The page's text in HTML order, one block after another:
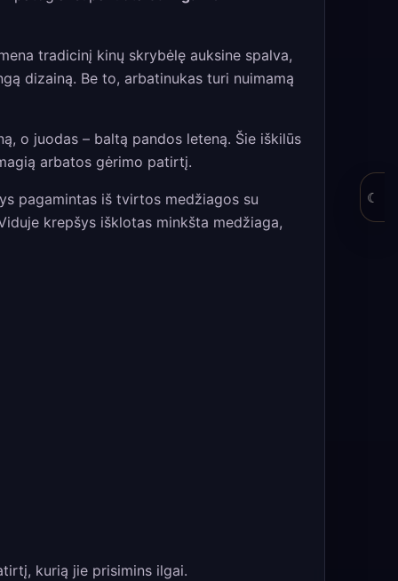
tradicinį kinų skrybėlę auksine spalva,
dizainą. Be to, arbatinukas turi nuimamą
o juodas – baltą pandos leteną. Šie iškilūs
arbatos gėrimo patirtį.
pagamintas iš tvirtos medžiagos su
krepšys išklotas minkšta medžiaga,
kurią jie prisimins ilgai.
☾